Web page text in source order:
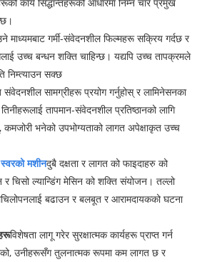
माध्यमबाट गर्मी-संवेदनशील फिल्महरू सक्रिय गर्दछ र
उच्च बन्धन शक्ति चाहिन्छ। यद्यपि उच्च तापक्रमले
निम्त्याउन सक्छ
संवेदनशील सामग्रीहरू प्रयोग गर्नुहोस् र लामिनेसनका
तापमान-संवेदनशील प्रतिष्ठानको लागि
भनेको उपभोग्यताको लागत अपेक्षाकृत उच्च
मशीनदुबै दक्षता र लागत को फाइदाहरु को
र चिसो ल्यान्डिंग मेसिन को शक्ति संयोजन। तल्लो
बढाउन र बलबूत र आरामदायकको घटना
विशेषता लागू गरेर सुरक्षात्मक कार्यहरू प्राप्त गर्न
उनीहरूसँग तुलनात्मक रूपमा कम लागत छ र